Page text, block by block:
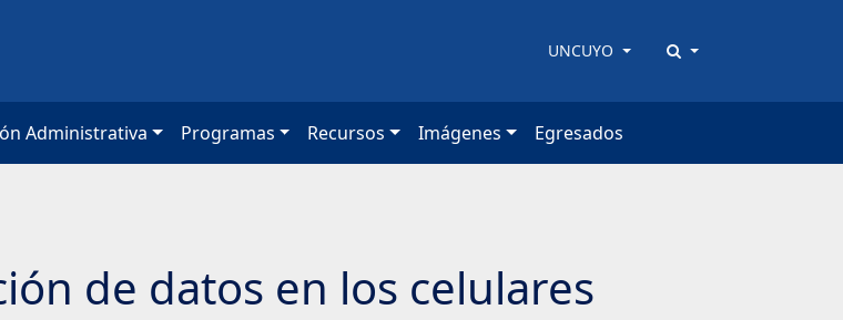
UNCUYO
Administrativa Programas Recursos Imágenes Egresados
de datos en los celulares